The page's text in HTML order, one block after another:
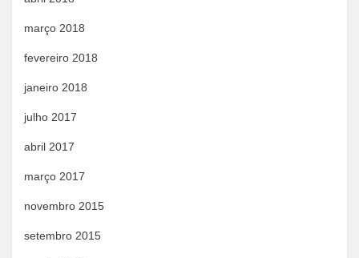
março 2018
fevereiro 2018
janeiro 2018
julho 2017
abril 2017
março 2017
novembro 2015
setembro 2015